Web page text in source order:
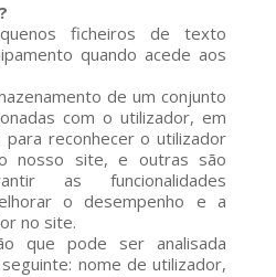
ficheiros de texto
quando acede aos
de um conjunto
com o utilizador, em
para reconhecer o utilizador
nosso site, e outras são
as funcionalidades
o desempenho e a
no site.
que pode ser analisada
nome de utilizador,